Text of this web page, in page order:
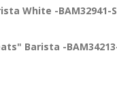
White -BAM32941-
Barista -